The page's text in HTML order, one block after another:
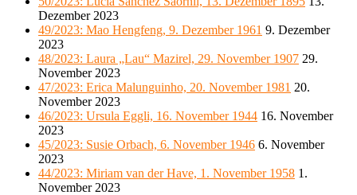
Dezember 2023
49/2023: Mao Hengfeng, 9. Dezember 1961 9. Dezember
2023
48/2023: Laura „Lau“ Mazirel, 29. November 1907 29.
November 2023
47/2023: Erica Malunguinho, 20. November 1981 20.
November 2023
46/2023: Ursula Eggli, 16. November 1944 16. November
2023
45/2023: Susie Orbach, 6. November 1946 6. November
2023
44/2023: Miriam van der Have, 1. November 1958 1.
November 2023